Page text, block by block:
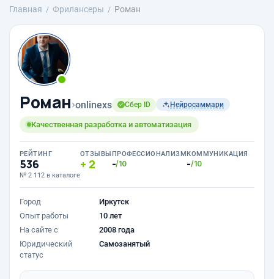
Главная Фрилансеры Роман
Роман›onlinexs Сбер ID Нейросаммари
Качественная разработка и автоматизация
РЕЙТИНГ
536
№ 2 112 в каталоге
ОТЗЫВЫ
2
ПРОФЕССИОНАЛИЗМ
-/10
КОММУНИКАЦИЯ
-/10
Город
Иркутск
Опыт работы
10 лет
На сайте с
2008 года
Юридический
статус
Самозанятый